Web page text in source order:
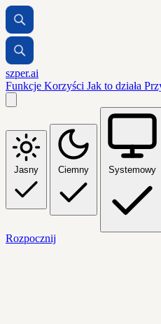
szper.ai
Funkcje Korzyści Jak to działa
Jasny Ciemny Systemowy
Rozpocznij